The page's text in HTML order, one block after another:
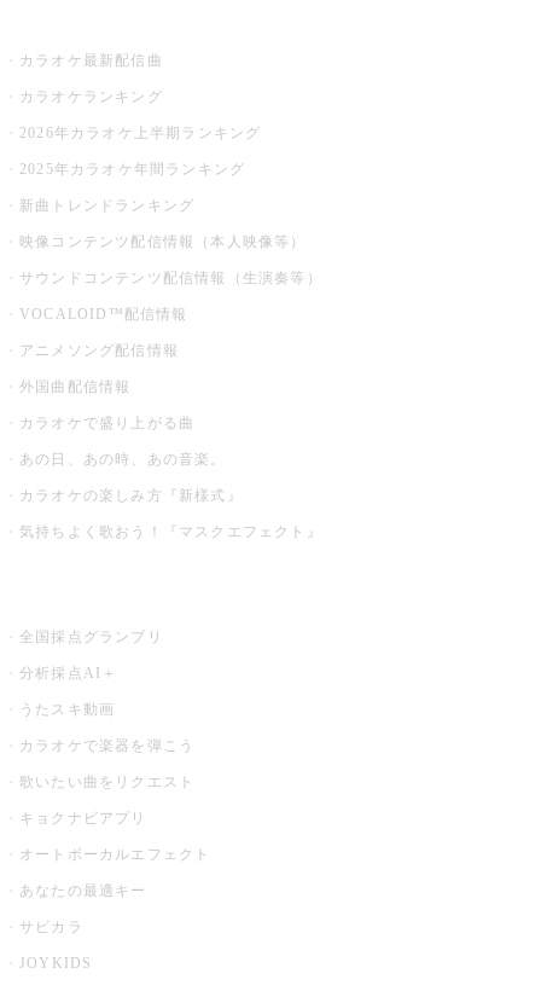
カラオケ最新配信曲
カラオケランキング
2026年カラオケ上半期ランキング
2025年カラオケ年間ランキング
新曲トレンドランキング
映像コンテンツ配信情報（本人映像等）
サウンドコンテンツ配信情報（生演奏等）
VOCALOID™配信情報
アニメソング配信情報
外国曲配信情報
カラオケで盛り上がる曲
あの日、あの時、あの音楽。
カラオケの楽しみ方『新様式』
気持ちよく歌おう！『マスクエフェクト』
全国採点グランプリ
分析採点AI＋
うたスキ動画
カラオケで楽器を弾こう
歌いたい曲をリクエスト
キョクナビアプリ
オートボーカルエフェクト
あなたの最適キー
サビカラ
JOYKIDS